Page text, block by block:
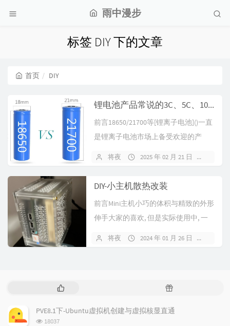
雨中漫步
标签 DIY 下的文章
首页 DIY
锂电池产品常说的3C、5C、10C、30C是什么？
前言18650/21700等[锂离子电池]()一直
是锂离子电池市场上备受欢迎的产
将夜 2025 年 02 月 21 日
DIY-小主机散热改装
前言Mini主机小巧的体积与精致的外形
伸手大家的喜欢, 但是实际使用中, 一
将夜 2024 年 01 月 26 日
文
随
文
PVE8.1下-Ubuntu虚拟机创建与虚拟核显直通
浏
18037